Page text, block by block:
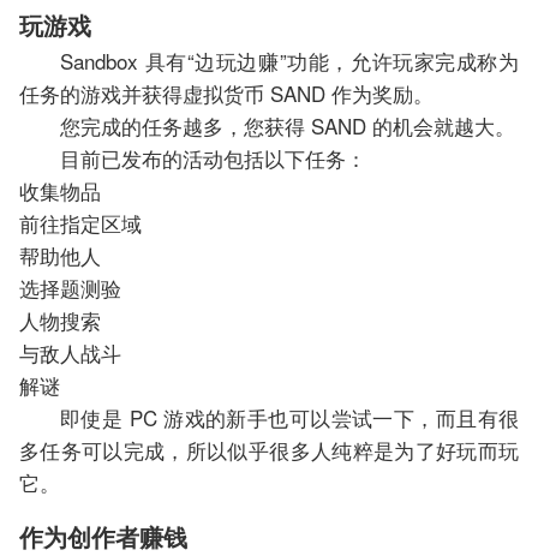
玩游戏
Sandbox 具有“边玩边赚”功能，允许玩家完成称为
任务的游戏并获得虚拟货币 SAND 作为奖励。
您完成的任务越多，您获得 SAND 的机会就越大。
目前已发布的活动包括以下任务：
收集物品
前往指定区域
帮助他人
选择题测验
人物搜索
与敌人战斗
解谜
即使是 PC 游戏的新手也可以尝试一下，而且有很
多任务可以完成，所以似乎很多人纯粹是为了好玩而玩
它。
作为创作者赚钱